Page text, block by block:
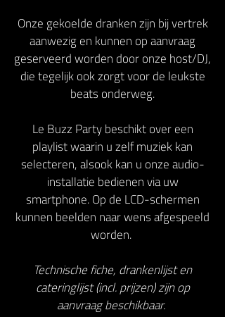
Onze gekoelde dranken zijn bij vertrek
aanwezig en kunnen op aanvraag
geserveerd worden door onze host/DJ,
die tegelijk ook zorgt voor de leukste
beats onderweg.
Le Buzz Party beschikt over een
playlist waarin u zelf muziek kan
selecteren, alsook kan u onze audio-
installatie bedienen via uw
smartphone. Op de LCD-schermen
kunnen beelden naar wens afgespeeld
worden.
Technische fiche, drankenlijst en
cateringlijst (incl. prijzen) zijn op
aanvraag beschikbaar.